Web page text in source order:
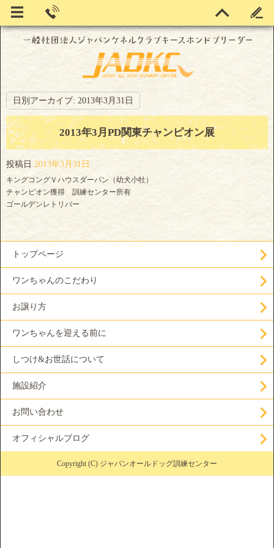
日別アーカイブ: 2013年3月31日
2013年3月PD関東チャンピオン展
投稿日 2013年3月31日
キングコングＶハウスダーバン（幼犬小牡）
チャンピオン獲得 訓練センター所有
ゴールデンレトリバー
トップページ
ワンちゃんのこだわり
お譲り方
ワンちゃんを迎える前に
しつけ&お世話について
施設紹介
お問い合わせ
オフィシャルブログ
Copyright (C) ジャパンオールドッグ訓練センター